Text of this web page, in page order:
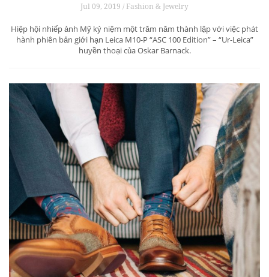
Jul 09, 2019 / Fashion & Jewelry
Hiệp hội nhiếp ảnh Mỹ kỷ niệm một trăm năm thành lập với việc phát
hành phiên bản giới hạn Leica M10-P “ASC 100 Edition” – “Ur-Leica”
huyền thoại của Oskar Barnack.